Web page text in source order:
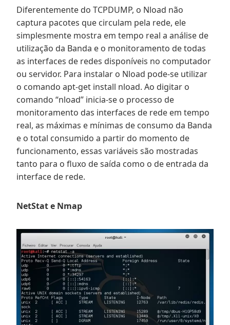
Diferentemente do TCPDUMP, o Nload não
captura pacotes que circulam pela rede, ele
simplesmente mostra em tempo real a análise de
utilização da Banda e o monitoramento de todas
as interfaces de redes disponíveis no computador
ou servidor. Para instalar o Nload pode-se utilizar
o comando apt-get install nload. Ao digitar o
comando “nload” inicia-se o processo de
monitoramento das interfaces de rede em tempo
real, as máximas e mínimas de consumo da Banda
e o total consumido a partir do momento de
funcionamento, essas variáveis são mostradas
tanto para o fluxo de saída como o de entrada da
interface de rede.
NetStat e Nmap